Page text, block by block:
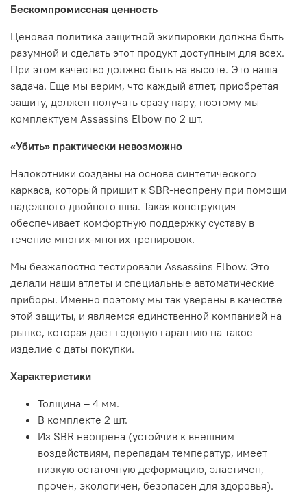
Бескомпромиссная ценность
Ценовая политика защитной экипировки должна быть
разумной и сделать этот продукт доступным для всех.
При этом качество должно быть на высоте. Это наша
задача. Еще мы верим, что каждый атлет, приобретая
защиту, должен получать сразу пару, поэтому мы
комплектуем Assassins Elbow по 2 шт.
«Убить» практически невозможно
Налокотники созданы на основе синтетического
каркаса, который пришит к SBR-неопрену при помощи
надежного двойного шва. Такая конструкция
обеспечивает комфортную поддержку суставу в
течение многих-многих тренировок.
Мы безжалостно тестировали Assassins Elbow. Это
делали наши атлеты и специальные автоматические
приборы. Именно поэтому мы так уверены в качестве
этой защиты, и являемся единственной компанией на
рынке, которая дает годовую гарантию на такое
изделие с даты покупки.
Характеристики
Толщина – 4 мм.
В комплекте 2 шт.
Из SBR неопрена (устойчив к внешним
воздействиям, перепадам температур, имеет
низкую остаточную деформацию, эластичен,
прочен, экологичен, безопасен для здоровья).